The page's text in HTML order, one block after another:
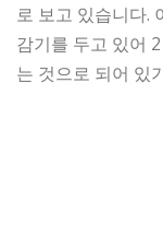
로 보고 있습니다.
감기를 두고 있어
는 것으로 되어 있